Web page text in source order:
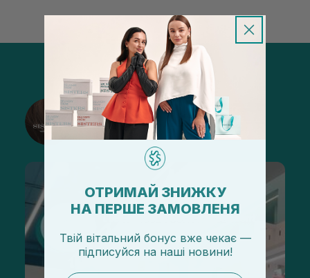
@sisters_stelmakh в Instagram
Подписаться
ОТРИМАЙ ЗНИЖКУ
НА ПЕРШЕ ЗАМОВЛЕНЯ
Твій вітальний бонус вже чекає —
підписуйся на наші новини!